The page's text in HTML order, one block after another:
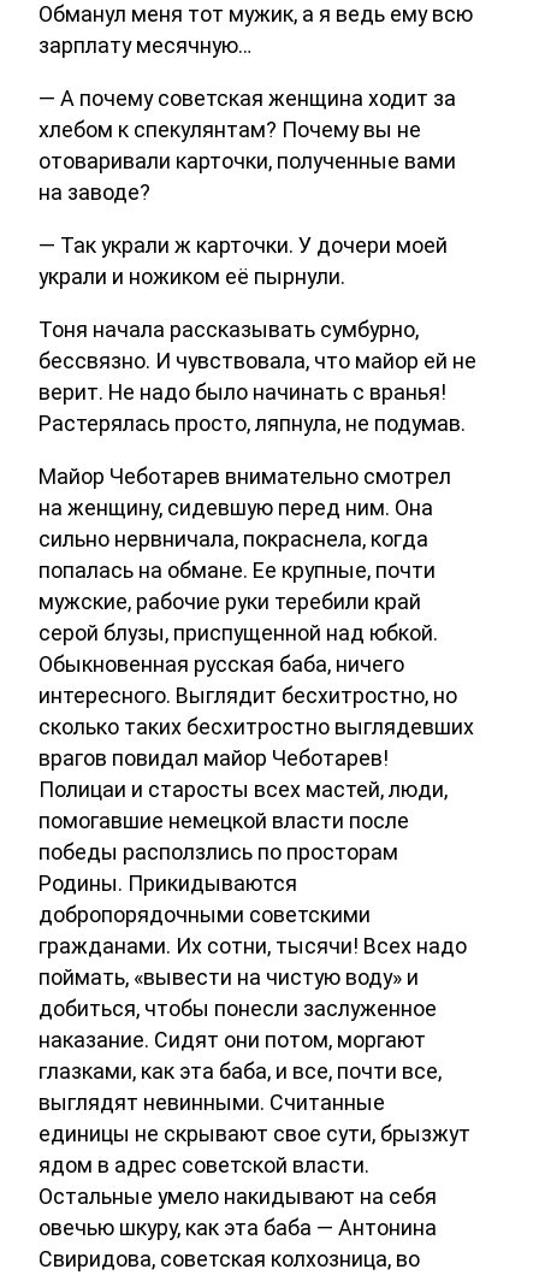
Обманул меня тот мужик, а я ведь ему всю
зарплату месячную…
— А почему советская женщина ходит за
хлебом к спекулянтам? Почему вы не
отоваривали карточки, полученные вами
на заводе?
— Так украли ж карточки. У дочери моей
украли и ножиком её пырнули.
Тоня начала рассказывать сумбурно,
бессвязно. И чувствовала, что майор ей не
верит. Не надо было начинать с вранья!
Растерялась просто, ляпнула, не подумав.
Майор Чеботарев внимательно смотрел
на женщину, сидевшую перед ним. Она
сильно нервничала, покраснела, когда
попалась на обмане. Ее крупные, почти
мужские, рабочие руки теребили край
серой блузы, приспущенной над юбкой.
Обыкновенная русская баба, ничего
интересного. Выглядит бесхитростно, но
сколько таких бесхитростно выглядевших
врагов повидал майор Чеботарев!
Полицаи и старосты всех мастей, люди,
помогавшие немецкой власти после
победы расползлись по просторам
Родины. Прикидываются
добропорядочными советскими
гражданами. Их сотни, тысячи! Всех надо
поймать, «вывести на чистую воду» и
добиться, чтобы понесли заслуженное
наказание. Сидят они потом, моргают
глазками, как эта баба, и все, почти все,
выглядят невинными. Считанные
единицы не скрывают свое сути, брызжут
ядом в адрес советской власти.
Остальные умело накидывают на себя
овечью шкуру, как эта баба — Антонина
Свиридова, советская колхозница, во